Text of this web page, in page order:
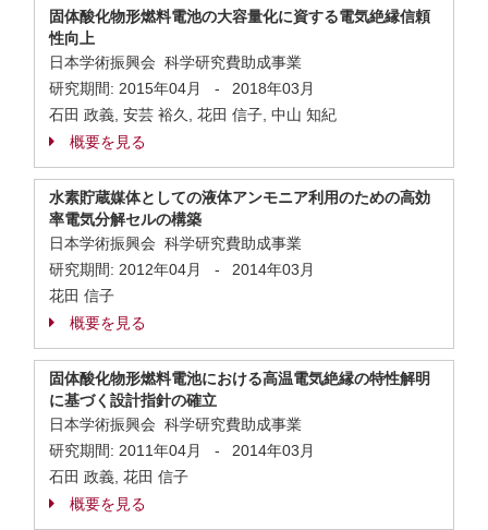
固体酸化物形燃料電池の大容量化に資する電気絶縁信頼
性向上
日本学術振興会 科学研究費助成事業
研究期間: 2015年04月 -
2018年03月
石田 政義, 安芸 裕久, 花田 信子, 中山 知紀
概要を見る
水素貯蔵媒体としての液体アンモニア利用のための高効
率電気分解セルの構築
日本学術振興会 科学研究費助成事業
研究期間: 2012年04月 -
2014年03月
花田 信子
概要を見る
固体酸化物形燃料電池における高温電気絶縁の特性解明
に基づく設計指針の確立
日本学術振興会 科学研究費助成事業
研究期間: 2011年04月 -
2014年03月
石田 政義, 花田 信子
概要を見る